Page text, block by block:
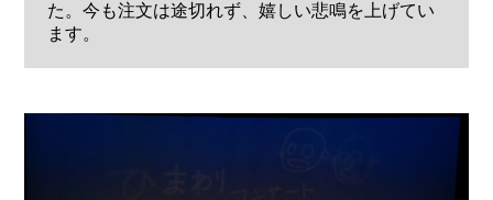
た。今も注文は途切れず、嬉しい悲鳴を上げてい
ます。